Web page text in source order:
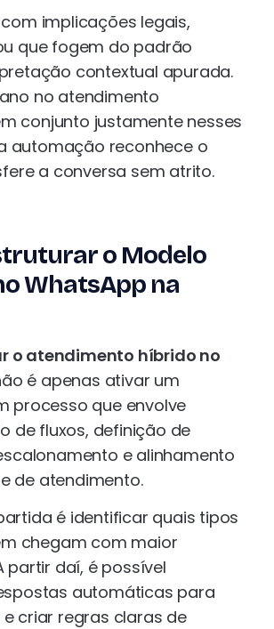
implicações legais,
que fogem do padrão
contextual apurada.
no atendimento
conjunto justamente nesses
automação reconhece o
a conversa sem atrito.
o Modelo
WhatsApp na
o atendimento híbrido no
é apenas ativar um
processo que envolve
de fluxos, definição de
e alinhamento
de atendimento.
é identificar quais tipos
chegam com maior
partir daí, é possível
automáticas para
criar regras claras de